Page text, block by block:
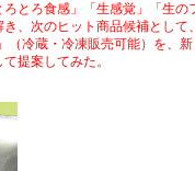
とろ食感」「生感覚」「生の
、次のヒット商品候補として
（冷蔵・冷凍販売可能）を、
て提案してみた。